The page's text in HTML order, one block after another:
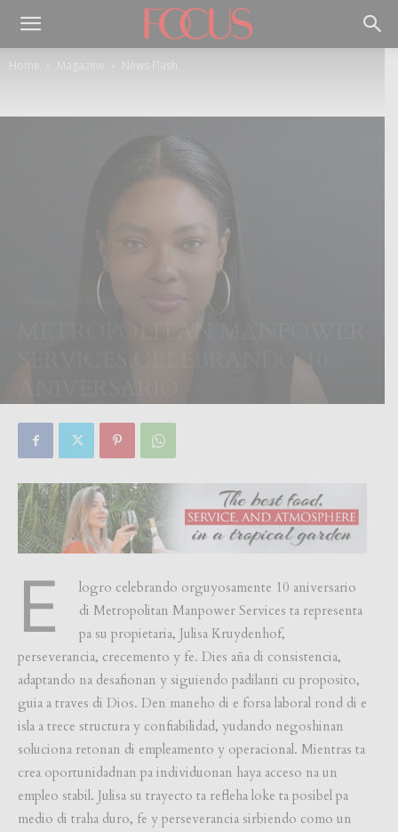
Home Magazine News Flash
News Flash
METROPOLITAN MANPOWER
SERVICES CELEBRANDO 10
E
logro celebrando orguyosamente 10 aniversario
di Metropolitan Manpower Services ta representa
pa su propietaria, Julisa Kruydenhof,
perseverancia, crecemento y fe. Dies aña di consistencia,
adaptando na desafionan y siguiendo padilanti cu proposito,
guia a traves di Dios. Den maneho di e forsa laboral rond di e
isla a trece structura y confiabilidad, yudando negoshinan
soluciona retonan di empleamento y operacional. Mientras ta
crea oportunidadnan pa individuonan haya acceso na un
empleo stabil. Julisa su trayecto ta refleha loke ta posibel pa
medio di traha duro, fe y perseverancia sirbiendo como un